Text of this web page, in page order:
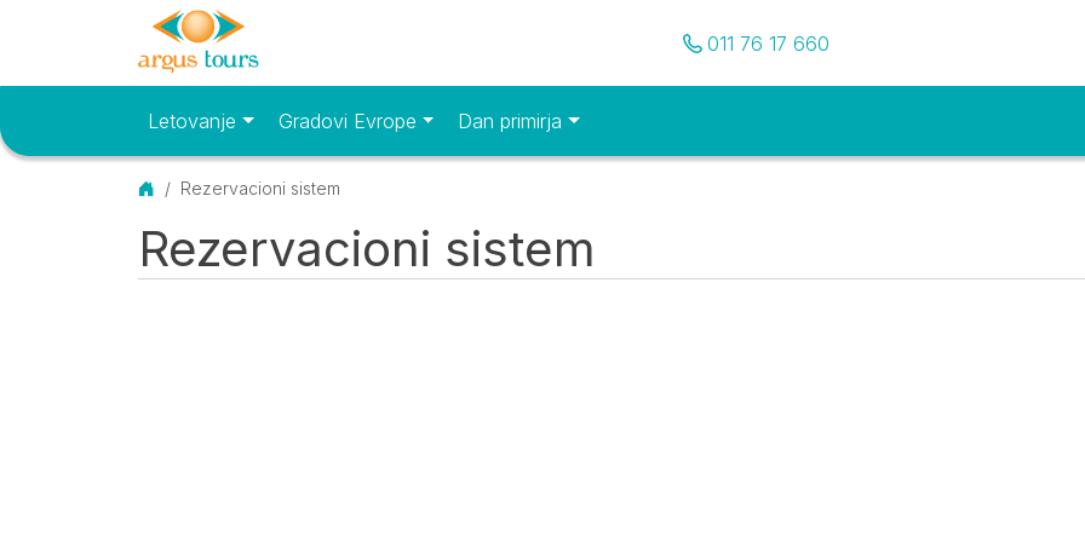
Pozovite nas
011 76 17 660
Osnovni meniLetovanje Gradovi Evrope Dan primirja
Početna
Rezervacioni sistem
Rezervacioni sistem